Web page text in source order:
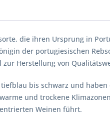
die ihren Ursprung in
der portugiesischen
Herstellung von
bis schwarz und haben
und trockene
Weinen führt.